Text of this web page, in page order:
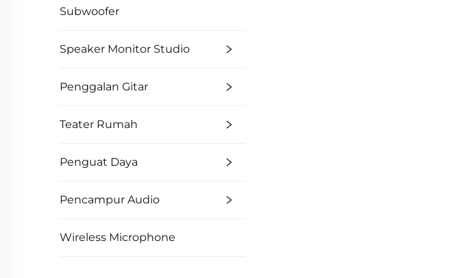
Subwoofer
Speaker Monitor Studio
Penggalan Gitar
Teater Rumah
Penguat Daya
Pencampur Audio
Wireless Microphone